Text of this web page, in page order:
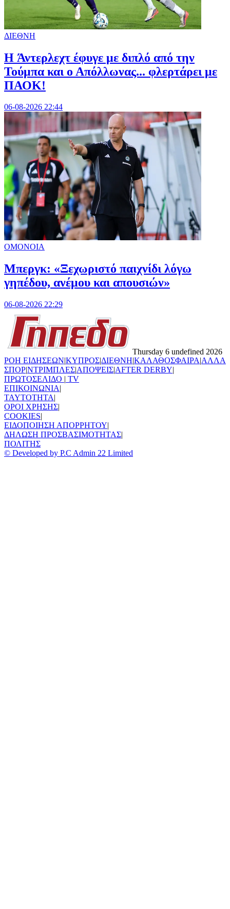
ΔΙΕΘΝΗ
H Άντερλεχτ έφυγε με διπλό από την
Τούμπα και ο Απόλλωνας... φλερτάρει με
ΠΑΟΚ!
06-08-2026 22:44
ΟΜΟΝΟΙΑ
Μπεργκ: «Ξεχωριστό παιχνίδι λόγω
γηπέδου, ανέμου και απουσιών»
06-08-2026 22:29
Thursday 6 undefined 2026
ΡΟΗ ΕΙΔΗΣΕΩΝ|ΚΥΠΡΟΣ|ΔΙΕΘΝΗ|ΚΑΛΑΘΟΣΦΑΙΡΑ|ΑΛΛΑ
ΣΠΟΡ|ΝΤΡΙΜΠΛΕΣ|ΑΠΟΨΕΙΣ|AFTER DERBY|
ΠΡΩΤΟΣΕΛΙΔΟ | TV
ΕΠΙΚΟΙΝΩΝΙΑ|
TAYTOTHTA|
ΟΡΟΙ ΧΡΗΣΗΣ|
COOKIES|
ΕΙΔΟΠΟΙΗΣΗ ΑΠΟΡΡΗΤΟΥ|
ΔΗΛΩΣΗ ΠΡΟΣΒΑΣΙΜΟΤΗΤΑΣ|
ΠΟΛΙΤΗΣ
© Developed by P.C Admin 22 Limited